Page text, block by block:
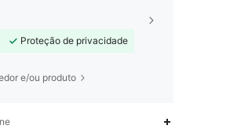
Proteção de privacidade
e/ou produto